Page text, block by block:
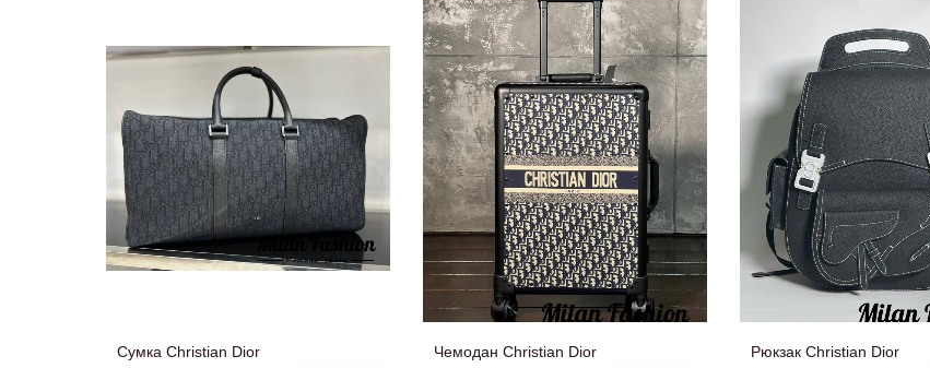
Сумка Christian Dior
Чемодан Christian Dior
Рюкзак Christian Dior